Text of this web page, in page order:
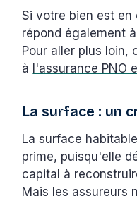
Si votre bien est
répond également
Pour aller plus loin,
à l'assurance PNO
La surface : un
La surface
prime, puisqu'elle
capital à
Mais les assureurs